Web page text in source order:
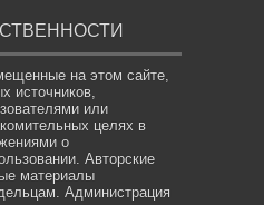
на этом сайте,
источников,
или
целях в
о
Авторские
материалы
Администрация